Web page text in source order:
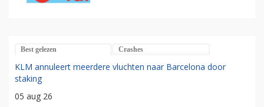
Best gelezen Crashes
KLM annuleert meerdere vluchten naar Barcelona door
staking
05 aug 26